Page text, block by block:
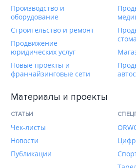
Производство и
оборудование
Строительство и ремонт
Продвижение
юридических услуг
Новые проекты и
франчайзинговые сети
Материалы и проекты
СТАТЬИ
Чек-листы
Новости
Публикации